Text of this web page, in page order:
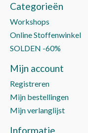
Categorieën
Workshops
Online Stoffenwinkel
SOLDEN -60%
Mijn account
Registreren
Mijn bestellingen
Mijn verlanglijst
Informatie